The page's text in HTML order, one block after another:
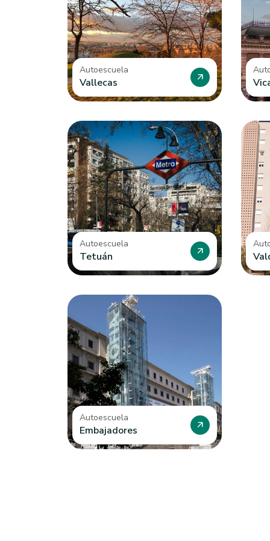
Autoescuela
Vallecas arrow_outward
Autoescuela
Tetuán arrow_outward
Autoescuela
Embajadores arrow_outward